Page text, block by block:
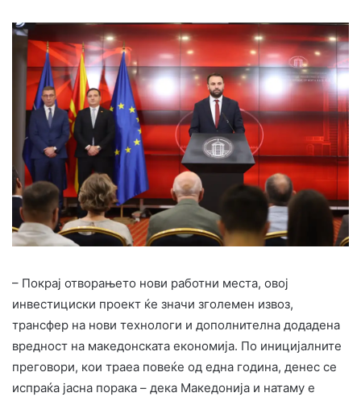
– Покрај отворањето нови работни места, овој
инвестициски проект ќе значи зголемен извоз,
трансфер на нови технологи и дополнителна додадена
вредност на македонската економија. По иницијалните
преговори, кои траеа повеќе од една година, денес се
испраќа јасна порака – дека Македонија и натаму е